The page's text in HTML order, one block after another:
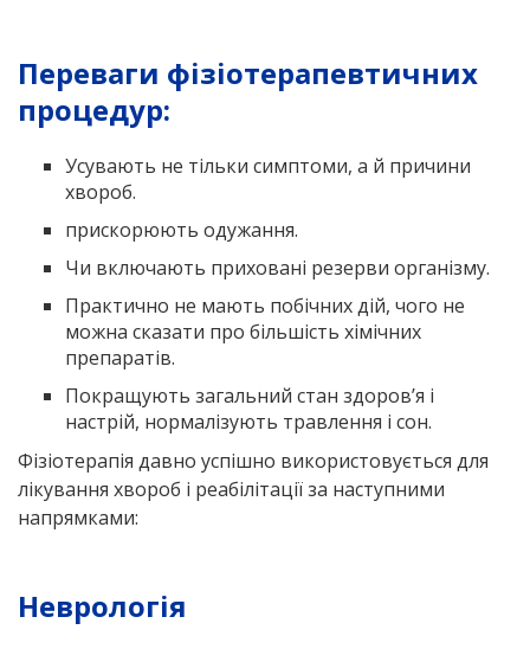
Переваги фізіотерапевтичних
процедур:
Усувають не тільки симптоми, а й причини
хвороб.
прискорюють одужання.
Чи включають приховані резерви організму.
Практично не мають побічних дій, чого не
можна сказати про більшість хімічних
препаратів.
Покращують загальний стан здоров’я і
настрій, нормалізують травлення і сон.
Фізіотерапія давно успішно використовується для
лікування хвороб і реабілітації за наступними
напрямками:
Неврологія